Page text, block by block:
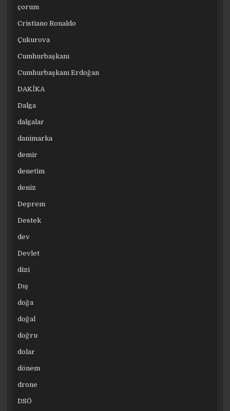
çorum
Cristiano Ronaldo
Çukurova
Cumhurbaşkanı
Cumhurbaşkanı Erdoğan
DAKİKA
Dalga
dalgalar
danimarka
demir
denetim
deniz
Deprem
Destek
dev
Devlet
dizi
Dış
doğa
doğal
doğru
dolar
dönem
drone
DSÖ